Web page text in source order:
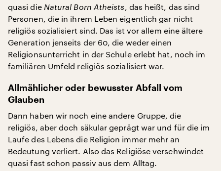
quasi die Natural Born Atheists , das heißt, das sind
Personen, die in ihrem Leben eigentlich gar nicht
religiös sozialisiert sind. Das ist vor allem eine ältere
Generation jenseits der 60, die weder einen
Religionsunterricht in der Schule erlebt hat, noch im
familiären Umfeld religiös sozialisiert war.
Allmählicher oder bewusster Abfall vom
Glauben
Dann haben wir noch eine andere Gruppe, die
religiös, aber doch säkular geprägt war und für die im
Laufe des Lebens die Religion immer mehr an
Bedeutung verliert. Also das Religiöse verschwindet
quasi fast schon passiv aus dem Alltag.